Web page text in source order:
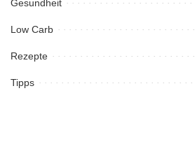
Gesundheit
Low Carb
Rezepte
Tipps